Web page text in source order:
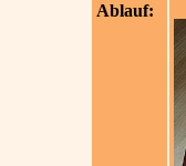
Ablauf: